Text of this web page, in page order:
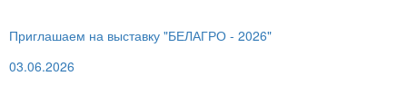
Приглашаем на выставку "БЕЛАГРО - 2026"
03.06.2026